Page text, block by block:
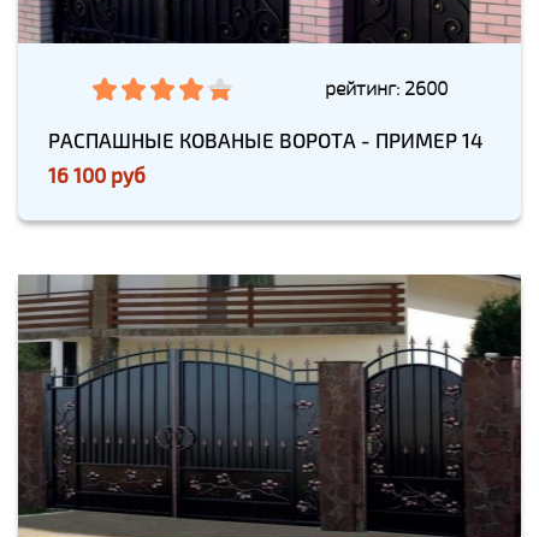
рейтинг: 2600
РАСПАШНЫЕ КОВАНЫЕ ВОРОТА - ПРИМЕР 14
16 100 руб